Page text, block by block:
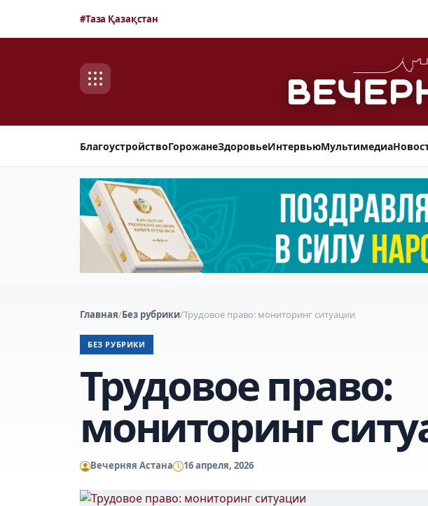
#Таза Қазақстан
БлагоустройствоГорожанеЗдоровьеИнтервьюМультимедиа
Главная/Без рубрики/Трудовое право: мониторинг ситуации
БЕЗ РУБРИКИ
Трудовое право:
мониторинг
Вечерняя Астана 16 апреля, 2026